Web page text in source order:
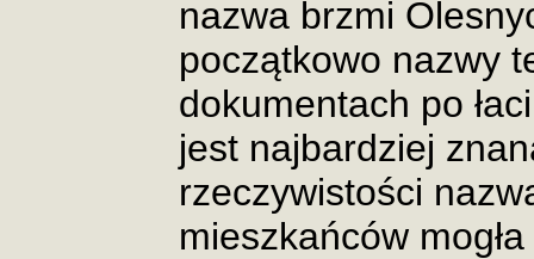
nazwa brzmi
początkowo nazwy
dokumentach po
jest najbardziej
rzeczywistości
mieszkańców